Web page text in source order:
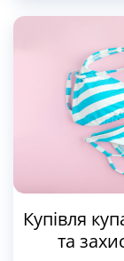
Батьки, які
отримати
ланчбокси та
Купівля
та